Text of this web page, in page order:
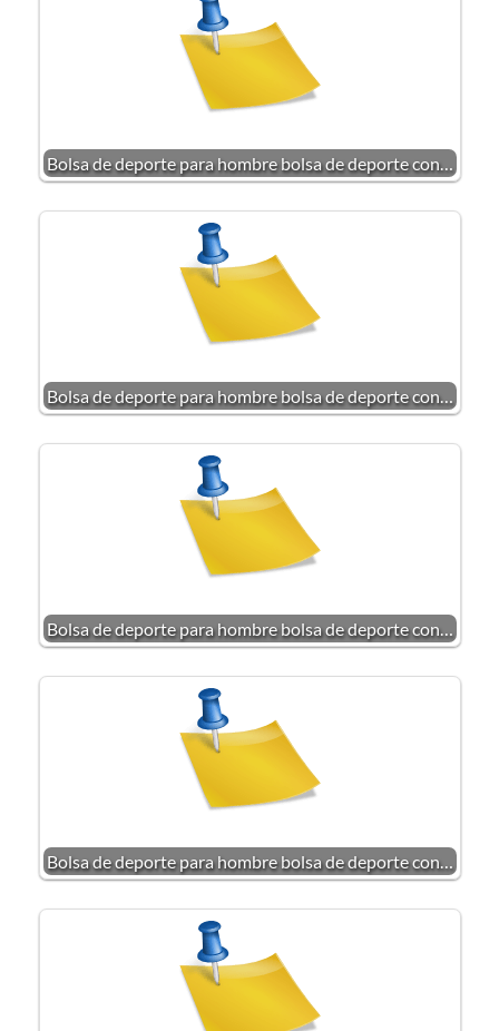
Bolsa de deporte para hombre bolsa de deporte con…
Bolsa de deporte para hombre bolsa de deporte con…
Bolsa de deporte para hombre bolsa de deporte con…
Bolsa de deporte para hombre bolsa de deporte con…